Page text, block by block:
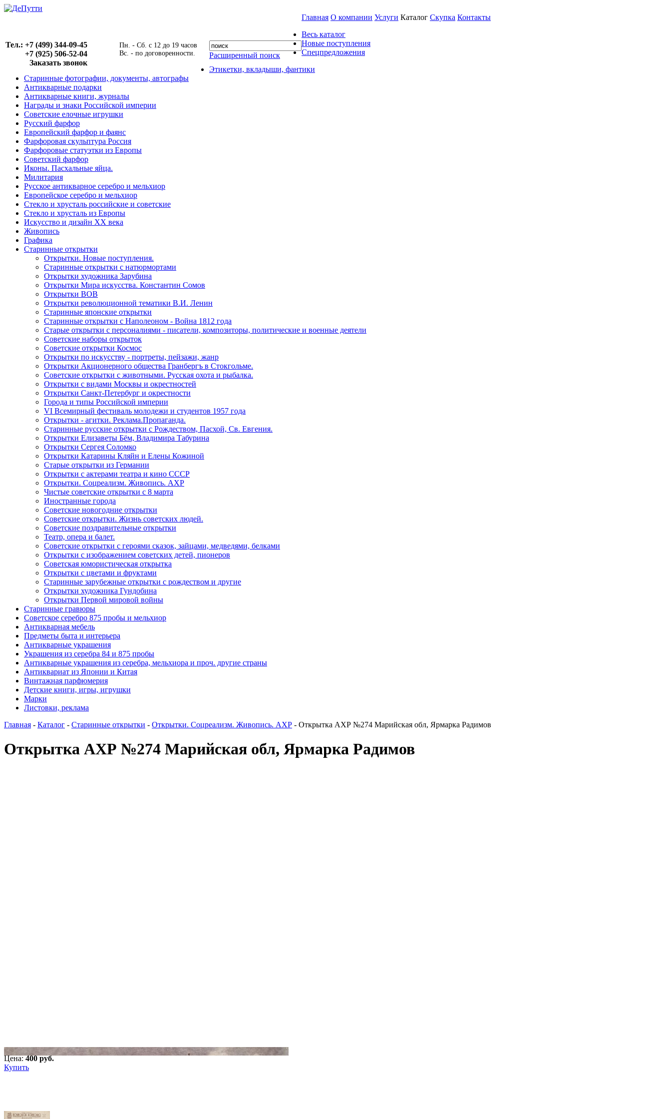
Тел.: +7 (499) 344-09-45
(925) 506-52-04
Заказать звонок
Пн. - Сб. с 12 до 19 часов
Вс. - по договоренности.
Расширенный поиск
Главная О компании Услуги Каталог Скупка Контакты
Весь каталог
Новые поступления
Спецпредложения
Этикетки, вкладыши, фантики
Старинные фотографии, документы, автографы
Антикварные подарки
Антикварные книги, журналы
Награды и знаки Российской империи
Советские елочные игрушки
Русский фарфор
Европейский фарфор и фаянс
Фарфоровая скульптура Россия
Фарфоровые статуэтки из Европы
Советский фарфор
Иконы. Пасхальные яйца.
Милитария
Русское антикварное серебро и мельхиор
Европейское серебро и мельхиор
Стекло и хрусталь российские и советские
Стекло и хрусталь из Европы
Искусство и дизайн XX века
Живопись
Графика
Старинные открытки
Открытки. Новые поступления.
Старинные открытки с натюрмортами
Открытки художника Зарубина
Открытки Мира искусства. Константин Сомов
Открытки ВОВ
Открытки революционной тематики В.И. Ленин
Старинные японские открытки
Старинные открытки с Наполеоном - Война 1812 года
Старые открытки с персоналиями - писатели, композиторы, политические и военные деятели
Советские наборы открыток
Советские открытки Космос
Открытки по искусству - портреты, пейзажи, жанр
Открытки Акционерного общества Гранбергъ в Стокгольме.
Советские открытки с животными. Русская охота и рыбалка.
Открытки с видами Москвы и окрестностей
Открытки Санкт-Петербург и окрестности
Города и типы Российской империи
VI Всемирный фестиваль молодежи и студентов 1957 года
Открытки - агитки. Реклама.Пропаганда.
Старинные русские открытки с Рождеством, Пасхой, Св. Евгения.
Открытки Елизаветы Бём, Владимира Табурина
Открытки Сергея Соломко
Открытки Катарины Кляйн и Елены Кожиной
Старые открытки из Германии
Открытки с актерами театра и кино СССР
Открытки. Соцреализм. Живопись. АХР
Чистые советские открытки с 8 марта
Иностранные города
Советские новогодние открытки
Советские открытки. Жизнь советских людей.
Советские поздравительные открытки
Театр, опера и балет.
Советские открытки с героями сказок, зайцами, медведями, белками
Открытки с изображением советских детей, пионеров
Советская юмористическая открытка
Открытки с цветами и фруктами
Старинные зарубежные открытки с рождеством и другие
Открытки художника Гундобина
Открытки Первой мировой войны
Старинные гравюры
Советское серебро 875 пробы и мельхиор
Антикварная мебель
Предметы быта и интерьера
Антикварные украшения
Украшения из серебра 84 и 875 пробы
Антикварные украшения из серебра, мельхиора и проч. другие страны
Антиквариат из Японии и Китая
Винтажная парфюмерия
Детские книги, игры, игрушки
Марки
Листовки, реклама
Главная - Каталог - Старинные открытки - Открытки. Соцреализм. Живопись. АХР - Открытка АХР №274 Марийская обл, Ярмарка Радимов
Открытка АХР №274 Марийская обл, Ярмарка Радимов
Цена:400 pуб.
Купить